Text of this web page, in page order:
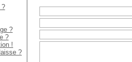
?
?
?
!
?